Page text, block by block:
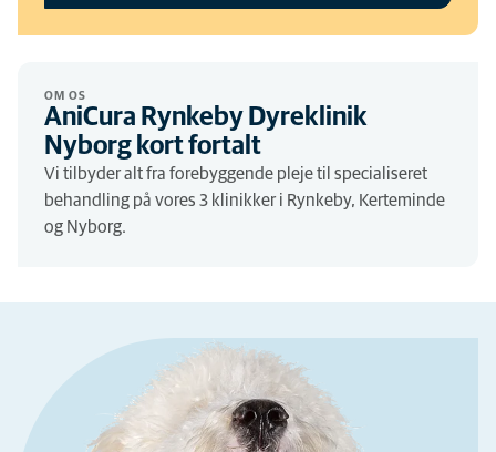
OM OS
AniCura Rynkeby Dyreklinik
Nyborg kort fortalt
Vi tilbyder alt fra forebyggende pleje til specialiseret
behandling på vores 3 klinikker i Rynkeby, Kerteminde
og Nyborg.